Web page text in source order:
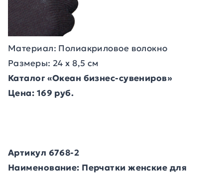
Материал: Полиакриловое волокно
Размеры: 24 х 8,5 см
Каталог «Океан бизнес-сувениров»
Цена: 169 руб.
Артикул 6768-2
Наименование: Перчатки женские для